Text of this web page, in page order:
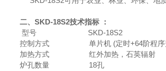
二、SKD-18S2技术指标 ：
型号 SKD-18S2
控制方式 单片机 (定时+64阶程序
加热方式 红外加热，石英
炉孔数量 18